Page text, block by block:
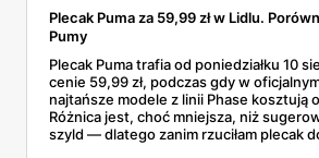
Plecak Puma za 59,99 zł w Lidlu.
Pumy
Plecak Puma trafia od poniedziałku 10
cenie 59,99 zł, podczas gdy w
najtańsze modele z linii Phase kosztują
Różnica jest, choć mniejsza, niż
szyld — dlatego zanim rzuciłam plecak